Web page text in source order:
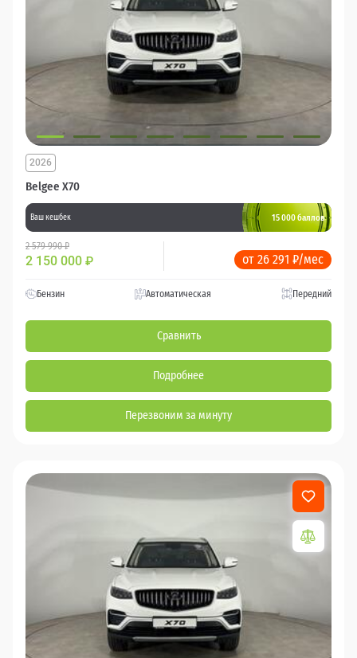
Belgee X70
2026
Ваш кешбек 15 000 баллов
2 579 990 ₽
2 150 000 ₽ от 26 291 ₽/мес
Бензин Автоматическая Передний
Сравнить
Подробнее
Перезвоним за минуту